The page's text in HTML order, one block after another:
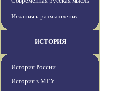
Искания и размышления
ИСТОРИЯ
История России
История в МГУ